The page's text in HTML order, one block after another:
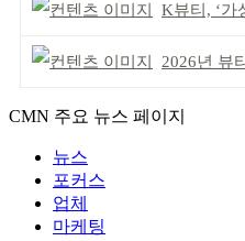
K뷰티, ‘가성
2026년 뷰티
CMN 주요 뉴스 페이지
뉴스
포커스
업체
마케팅